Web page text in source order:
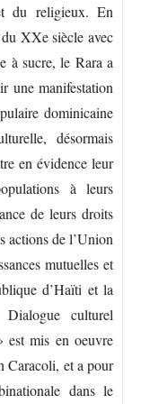
du religieux. En
XXe siècle avec
à sucre, le Rara a
une manifestation
dominicaine
désormais
en évidence leur
à leurs
de leurs droits
actions de l’Union
mutuelles et
d’Haïti et la
culturel
est mis en oeuvre
Caracoli, et a pour
dans le